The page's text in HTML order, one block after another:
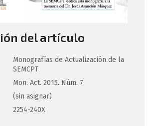
del artículo
Monografías de Actualización de la
SEMCPT
Mon. Act. 2015. Núm. 7
(sin asignar)
2254-240X